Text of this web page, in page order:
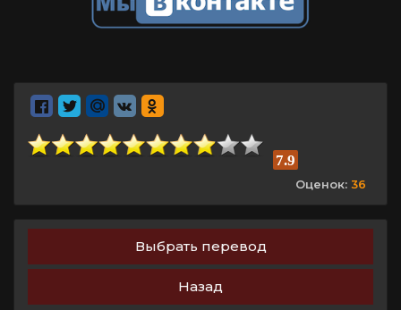
7.9
Оценок: 36
Выбрать перевод
Назад